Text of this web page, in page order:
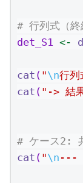
# 行列式（終
det_S1 <-
cat ( "\n行
cat ( "-> 結
# ケース2:
cat ( "\n ---